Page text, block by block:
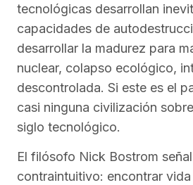
tecnológicas desarrollan
capacidades de
desarrollar la madurez para
nuclear, colapso ecológico,
descontrolada. Si este es el
casi ninguna civilización
siglo tecnológico.
El filósofo Nick Bostrom
contraintuitivo: encontrar